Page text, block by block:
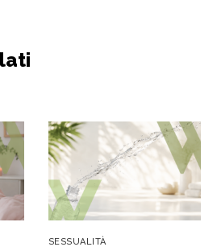
SESSUALITÀ